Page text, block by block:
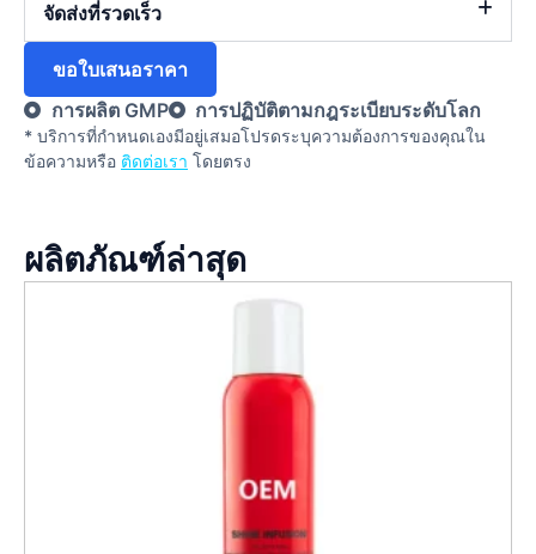
จัดส่งที่รวดเร็ว
ขอใบเสนอราคา
การผลิต GMP
การปฏิบัติตามกฎระเบียบระดับโลก
* บริการที่กําหนดเองมีอยู่เสมอโปรดระบุความต้องการของคุณใน
ข้อความหรือ ติดต่อเรา โดยตรง
ผลิตภัณฑ์ล่าสุด